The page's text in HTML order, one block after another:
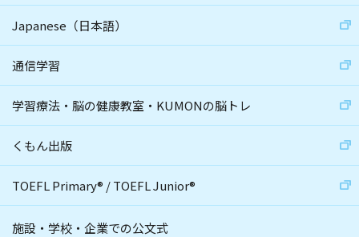
Japanese（日本語）
通信学習
学習療法・脳の健康教室・KUMONの脳トレ
くもん出版
TOEFL Primary® /TOEFL Junior®
施設・学校・企業での公文式